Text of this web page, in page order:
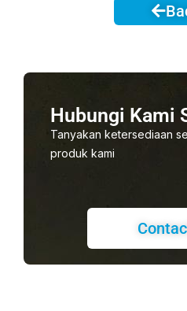
Tanyakan ketersediaan
produk kami
Hubungi Kami